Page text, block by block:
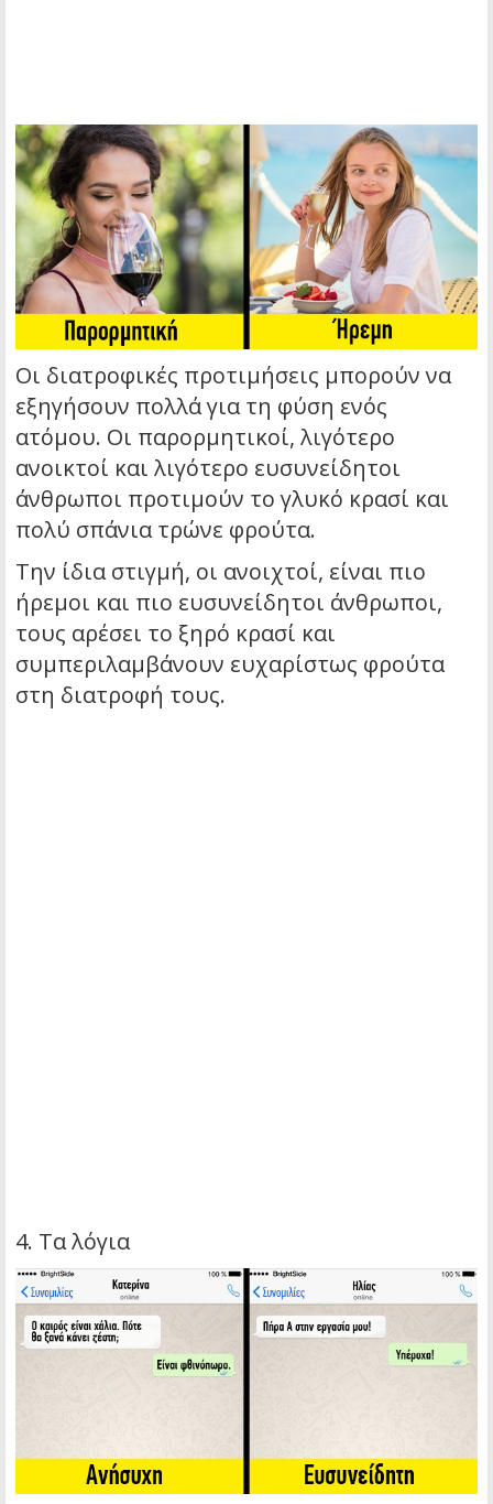
Οι διατροφικές προτιμήσεις μπορούν να
εξηγήσουν πολλά για τη φύση ενός
ατόμου. Οι παρορμητικοί, λιγότερο
ανοικτοί και λιγότερο ευσυνείδητοι
άνθρωποι προτιμούν το γλυκό κρασί και
πολύ σπάνια τρώνε φρούτα.
Την ίδια στιγμή, οι ανοιχτοί, είναι πιο
ήρεμοι και πιο ευσυνείδητοι άνθρωποι,
τους αρέσει το ξηρό κρασί και
συμπεριλαμβάνουν ευχαρίστως φρούτα
στη διατροφή τους.
4. Τα λόγια